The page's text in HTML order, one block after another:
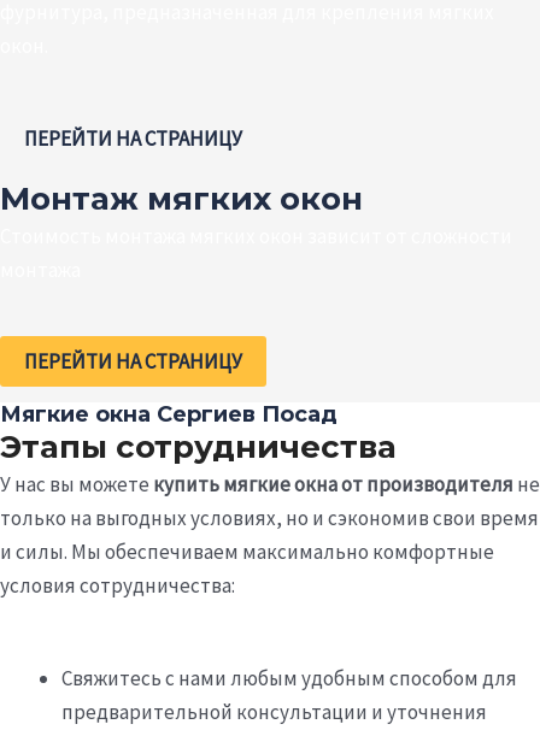
ПЕРЕЙТИ НА СТРАНИЦУ
Монтаж мягких окон
ПЕРЕЙТИ НА СТРАНИЦУ
Мягкие окна Сергиев Посад
Этапы сотрудничества
У нас вы можете купить мягкие окна от производителя не
только на выгодных условиях, но и сэкономив свои время
и силы. Мы обеспечиваем максимально комфортные
условия сотрудничества:
Свяжитесь с нами любым удобным способом для
предварительной консультации и уточнения